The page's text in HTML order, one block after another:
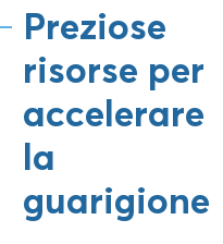
Preziose
risorse per
accelerare
la
guarigione